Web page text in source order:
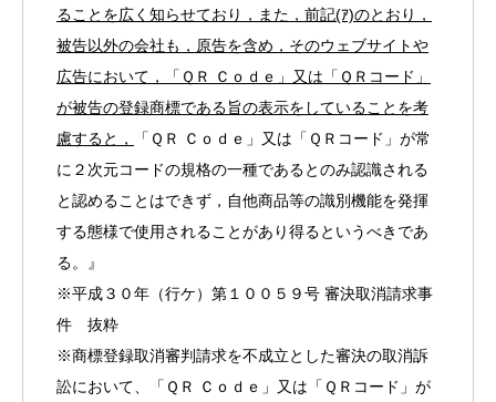
ることを広く知らせており，また，前記(ｱ)のとおり，
被告以外の会社も，原告を含め，そのウェブサイトや
広告において，「ＱＲ Ｃｏｄｅ」又は「ＱＲコード」
が被告の登録商標である旨の表示をしていることを考
慮すると，
「ＱＲ Ｃｏｄｅ」又は「ＱＲコード」が常
に２次元コードの規格の一種であるとのみ認識される
と認めることはできず，自他商品等の識別機能を発揮
する態様で使用されることがあり得るというべきであ
る。』
※平成３０年（行ケ）第１００５９号 審決取消請求事
件 抜粋
※商標登録取消審判請求を不成立とした審決の取消訴
訟において、「ＱＲ Ｃｏｄｅ」又は「ＱＲコード」が